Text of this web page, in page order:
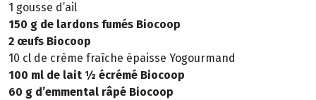
1 gousse d’ail
150 g de lardons fumés Biocoop
2 œufs Biocoop
10 cl de crème fraîche épaisse Yogourmand
100 ml de lait ½ écrémé Biocoop
60 g d’emmental râpé Biocoop